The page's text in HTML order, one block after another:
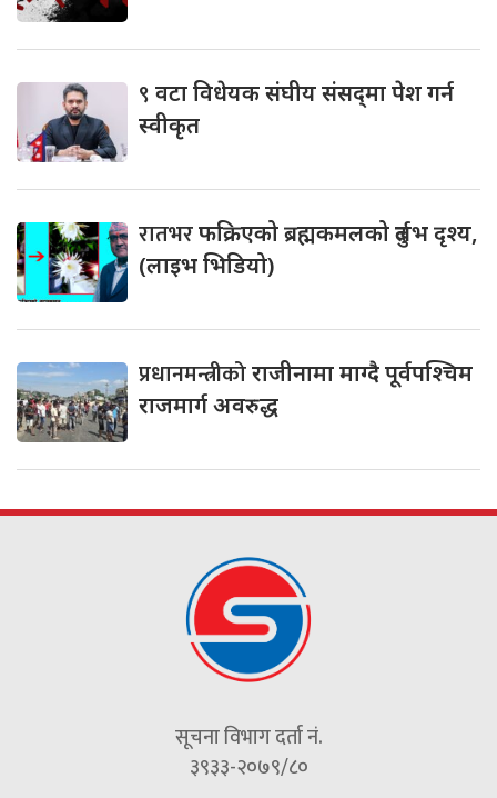
९ वटा विधेयक संघीय संसद्‌मा पेश गर्न
स्वीकृत
रातभरफक्रिएको ब्रह्मकमलको दुर्लभ दृश्य,
(लाइभ भिडियो)
प्रधानमन्त्रीकोराजीनामा माग्दै पूर्वपश्चिम
राजमार्ग अवरुद्ध
सूचना विभाग दर्ता नं.
३९३३-२०७९/८०